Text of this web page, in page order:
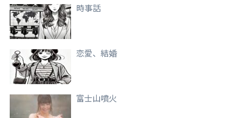
時事話
恋愛、結婚
富士山噴火